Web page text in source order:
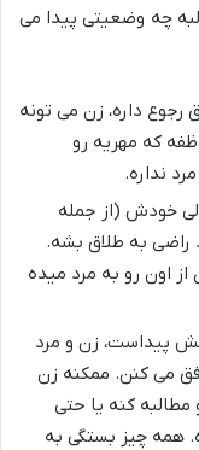
چه وضعیتی پیدا می
رجوع داره، زن می تونه
که مهریه رو
نداره.
خودش (از جمله
راضی به طلاق بشه.
اون رو به مرد میده
پیداست، زن و مرد
می کنن. ممکنه زن
کنه یا حتی
همه چیز بستگی به